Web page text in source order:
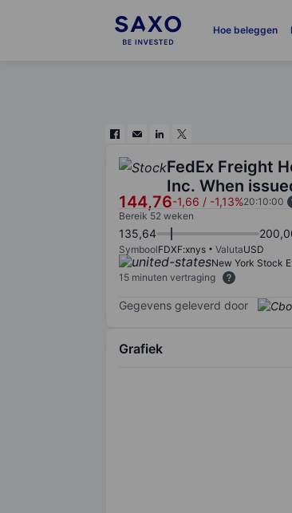
Hoe beleggen
FedEx Freight
Inc. When
144,76-1,66 / -1,13%20:10:00
Bereik 52 weken
135,64
SymboolFDXF:xnys ValutaUSD
New York Stock
15 minuten vertraging
Gegevens geleverd door
Grafiek